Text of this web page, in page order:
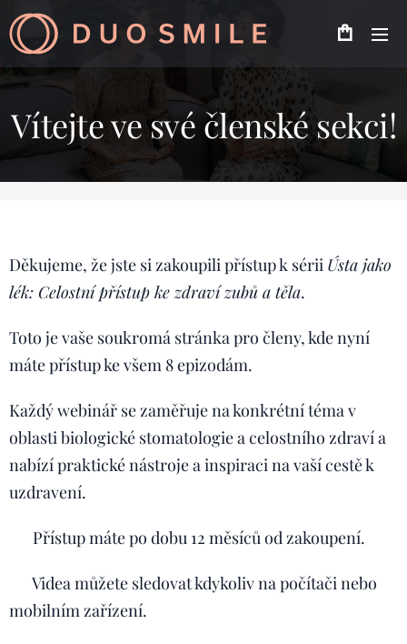
Vítejte ve své členské sekci!
Děkujeme, že jste si zakoupili přístup k sérii Ústa jako
lék: Celostní přístup ke zdraví zubů a těla.
Toto je vaše soukromá stránka pro členy, kde nyní
máte přístup ke všem 8 epizodám.
Každý webinář se zaměřuje na konkrétní téma v
oblasti biologické stomatologie a celostního zdraví a
nabízí praktické nástroje a inspiraci na vaší cestě k
uzdravení.
🕒 Přístup máte po dobu 12 měsíců od zakoupení.
🎥 Videa můžete sledovat kdykoliv na počítači nebo
mobilním zařízení.